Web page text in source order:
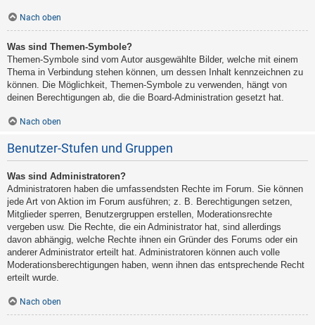
Nach oben
Was sind Themen-Symbole?
Themen-Symbole sind vom Autor ausgewählte Bilder, welche mit einem
Thema in Verbindung stehen können, um dessen Inhalt kennzeichnen zu
können. Die Möglichkeit, Themen-Symbole zu verwenden, hängt von
deinen Berechtigungen ab, die die Board-Administration gesetzt hat.
Nach oben
Benutzer-Stufen und Gruppen
Was sind Administratoren?
Administratoren haben die umfassendsten Rechte im Forum. Sie können
jede Art von Aktion im Forum ausführen; z. B. Berechtigungen setzen,
Mitglieder sperren, Benutzergruppen erstellen, Moderationsrechte
vergeben usw. Die Rechte, die ein Administrator hat, sind allerdings
davon abhängig, welche Rechte ihnen ein Gründer des Forums oder ein
anderer Administrator erteilt hat. Administratoren können auch volle
Moderationsberechtigungen haben, wenn ihnen das entsprechende Recht
erteilt wurde.
Nach oben